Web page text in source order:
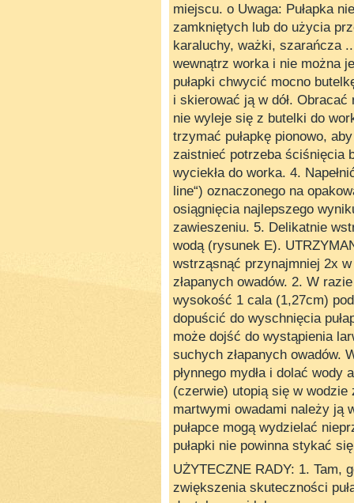
miejscu. o Uwaga: Pułapka
zamkniętych lub do użycia
karaluchy, ważki, szarańcza
wewnątrz worka i nie można
pułapki chwycić mocno
i skierować ją w dół.
nie wyleje się z butelki do
trzymać pułapkę pionowo,
zaistnieć potrzeba ściśnięcia
wyciekła do worka. 4.
line“) oznaczonego na
osiągnięcia najlepszego
zawieszeniu. 5. Delikatnie
wodą (rysunek E).
wstrząsnąć przynajmniej 2x
złapanych owadów. 2. W
wysokość 1 cala (1,27cm)
dopuścić do wyschnięcia
może dojść do wystąpienia
suchych złapanych owadów.
płynnego mydła i dolać wody
(czerwie) utopią się w wodzie
martwymi owadami należy ją
pułapce mogą wydzielać
pułapki nie powinna stykać
UŻYTECZNE RADY: 1. Tam,
zwiększenia skuteczności